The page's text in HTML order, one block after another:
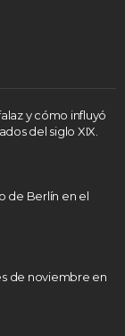
y cómo influyó
del siglo XIX.
de Berlín en el
de noviembre en